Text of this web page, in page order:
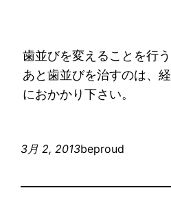
歯並びを変えることを行
あと歯並びを治すのは、
におかかり下さい。
3月 2, 2013beproud